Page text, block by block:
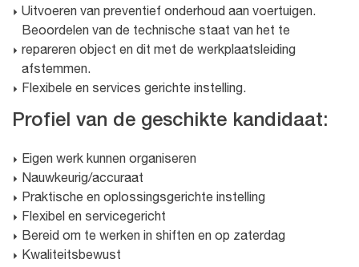
Uitvoeren van preventief onderhoud aan voertuigen.
Beoordelen van de technische staat van het te
repareren object en dit met de werkplaatsleiding
afstemmen.
Flexibele en services gerichte instelling.
Profiel van de geschikte kandidaat:
Eigen werk kunnen organiseren
Nauwkeurig/accuraat
Praktische en oplossingsgerichte instelling
Flexibel en servicegericht
Bereid om te werken in shiften en op zaterdag
Kwaliteitsbewust